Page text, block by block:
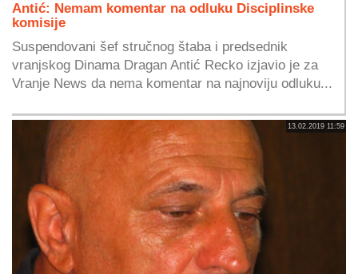
Antić: Nemam komentar na odluku Disciplinske
komisije
Suspendovani šef stručnog štaba i predsednik
vranjskog Dinama Dragan Antić Recko izjavio je za
Vranje News da nema komentar na najnoviju odluku...
13.02.2019 11:59